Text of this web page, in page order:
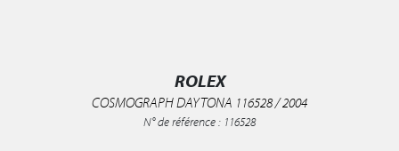
ROLEX
COSMOGRAPH DAYTONA 116528 / 2004
N° de référence : 116528